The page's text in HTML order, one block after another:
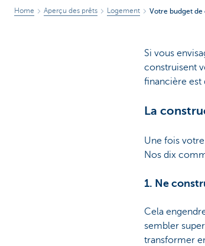
Home Aperçu des prêts Logement Votre budget
Si vous
construisent
financière est
La
Une fois
Nos dix
1. Ne
Cela
sembler
transformer